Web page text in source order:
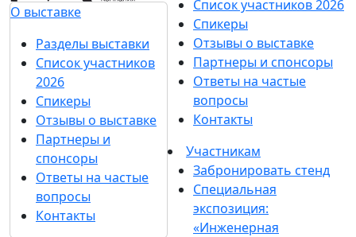
О выставке
Разделы выставки
Список участников
2026
Спикеры
Отзывы о выставке
Партнеры и
спонсоры
Ответы на частые
вопросы
Контакты
Список участников 2026
Спикеры
Отзывы о выставке
Партнеры и спонсоры
Ответы на частые
вопросы
Контакты
Участникам
Забронировать стенд
Специальная
экспозиция:
«Инженерная